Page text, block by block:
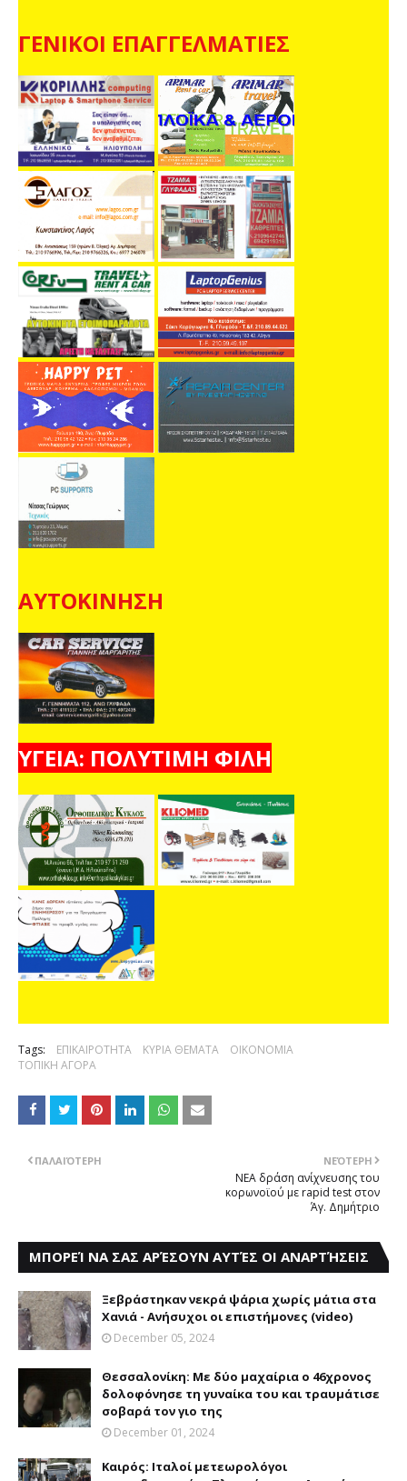
ΓΕΝΙΚΟΙ ΕΠΑΓΓΕΛΜΑΤΙΕΣ
ΑΥΤΟΚΙΝΗΣΗ
ΥΓΕΙΑ: ΠΟΛΥΤΙΜΗ ΦΙΛΗ
Tags: ΕΠΙΚΑΙΡΟΤΗΤΑ ΚΥΡΙΑ ΘΕΜΑΤΑ
ΟΙΚΟΝΟΜΙΑ
ΤΟΠΙΚΗ ΑΓΟΡΑ
ΝΕΌΤΕΡΗ
ΝΕΑ δράση ανίχνευσης του
κορωνοϊού με rapid test στον
Άγ. Δημήτριο
ΠΑΛΑΙΌΤΕΡΗ
ΜΠΟΡΕΊ ΝΑ ΣΑΣ ΑΡΈΣΟΥΝ ΑΥΤΈΣ ΟΙ ΑΝΑΡΤΉΣΕΙΣ
Ξεβράστηκαν νεκρά ψάρια χωρίς μάτια στα
Χανιά - Ανήσυχοι οι επιστήμονες (video)
December 05, 2024
Θεσσαλονίκη: Με δύο μαχαίρια ο 46χρονος
δολοφόνησε τη γυναίκα του και τραυμάτισε
σοβαρά τον γιο της
December 01, 2024
Καιρός: Ιταλοί μετεωρολόγοι